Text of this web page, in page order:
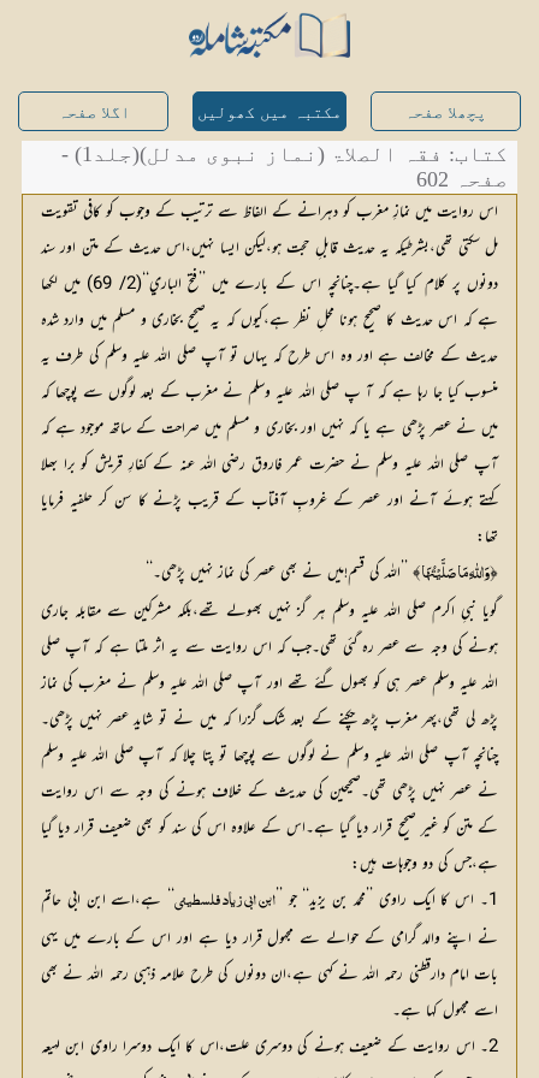
پچھلا صفحہ مکتبہ میں کھولیں اگلا صفحہ
کتاب: فقہ الصلاۃ (نماز نبوی مدلل)(جلد1) -
صفحہ 602
اس روایت میں نمازِ مغرب کو دہرانے کے الفاظ سے ترتیب کے وجوب کو کافی تقویت
مل سکتی تھی،بشرطیکہ یہ حدیث قابلِ حجت ہو،لیکن ایسا نہیں،اس حدیث کے متن اور سند
دونوں پر کلام کیا گیا ہے۔چنانچہ اس کے بارے میں ’’فتح الباري‘‘(2/ 69) میں لکھا
ہے کہ اس حدیث کا صحیح ہونا محلِ نظر ہے،کیوں کہ یہ صحیح بخاری و مسلم میں وارد شدہ
حدیث کے مخالف ہے اور وہ اس طرح کہ یہاں تو آپ صلی اللہ علیہ وسلم کی طرف یہ
منسوب کیا جا رہا ہے کہ آ پ صلی اللہ علیہ وسلم نے مغرب کے بعد لوگوں سے پوچھا کہ
میں نے عصر پڑھی ہے یا کہ نہیں اور بخاری و مسلم میں صراحت کے ساتھ موجود ہے کہ
آپ صلی اللہ علیہ وسلم نے حضرت عمر فاروق رضی اللہ عنہ کے کفارِ قریش کو برا بھلا
کہتے ہوئے آنے اور عصر کے غروبِ آفتاب کے قریب پڑنے کا سن کر حلفیہ فرمایا
تھا:
﴿وَاللّٰہِ مَا صَلَّیْتُہَا﴾ ’’اللہ کی قسم!میں نے بھی عصر کی نماز نہیں پڑھی۔‘‘
گویا نبیِ اکرم صلی اللہ علیہ وسلم ہر گز نہیں بھولے تھے،بلکہ مشرکین سے مقابلہ جاری
ہونے کی وجہ سے عصر رہ گئی تھی۔جب کہ اس روایت سے یہ اثر ملتا ہے کہ آپ صلی
اللہ علیہ وسلم عصر ہی کو بھول گئے تھے اور آپ صلی اللہ علیہ وسلم نے مغرب کی نماز
پڑھ لی تھی،پھر مغرب پڑھ چکنے کے بعد شک گزرا کہ میں نے تو شاید عصر نہیں پڑھی۔
چنانچہ آپ صلی اللہ علیہ وسلم نے لوگوں سے پوچھا تو پتا چلا کہ آپ صلی اللہ علیہ وسلم
نے عصر نہیں پڑھی تھی۔صحیحین کی حدیث کے خلاف ہونے کی وجہ سے اس روایت
کے متن کو غیر صحیح قرار دیا گیا ہے۔اس کے علاوہ اس کی سند کو بھی ضعیف قرار دیا گیا
ہے،جس کی دو وجوہات ہیں:
1۔ اس کا ایک راوی ’’محمد بن یزید‘‘ جو ’’
ابن ابی زیاد فلسطینی
اسے مجہول کہا ہے۔
2۔ اس روایت کے ضعیف ہونے کی دوسری علت،اس کا ایک دوسرا راوی ابن لہیعہ